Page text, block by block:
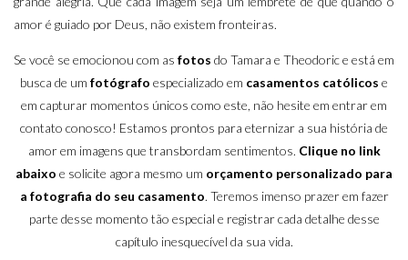
amor é guiado por Deus, não existem fronteiras.
Se você se emocionou com as fotos do Tamara e Theodoric e está em
busca de um fotógrafo especializado em casamentos católicos e
em capturar momentos únicos como este, não hesite em entrar em
contato conosco! Estamos prontos para eternizar a sua história de
amor em imagens que transbordam sentimentos. Clique no link
abaixo e solicite agora mesmo um orçamento personalizado para
a fotografia do seu casamento. Teremos imenso prazer em fazer
parte desse momento tão especial e registrar cada detalhe desse
capítulo inesquecível da sua vida.